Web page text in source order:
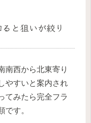
と狙いが絞り
南西から北東寄り
やすいと案内され
てみたら完全フラ
です。